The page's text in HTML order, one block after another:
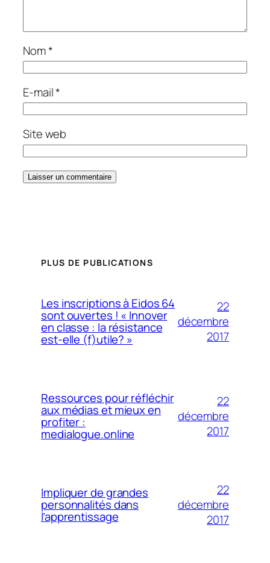
Nom*
E-mail*
Site web
PLUS DE PUBLICATIONS
Les inscriptions à Eidos 64
sont ouvertes ! « Innover
en classe : la résistance
est-elle (f)utile? »
22
décembre
2017
Ressources pour réfléchir
aux médias et mieux en
profiter :
medialogue.online
22
décembre
2017
Impliquer de grandes
personnalités dans
l’apprentissage
22
décembre
2017